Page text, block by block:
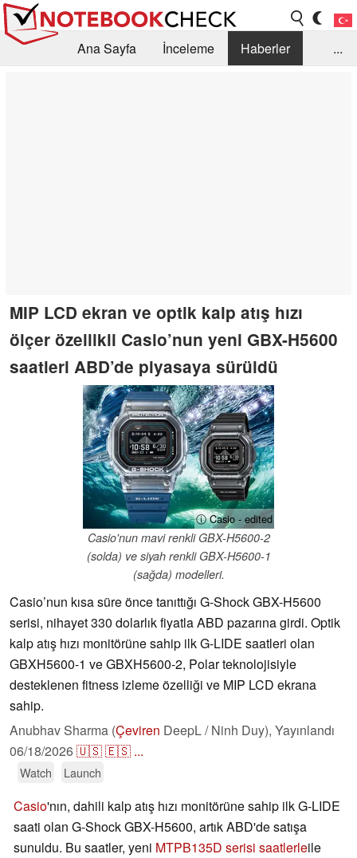
Ana Sayfa İnceleme
Haberler
...
MIP LCD ekran ve optik kalp atış hızı
ölçer özellikli Casio’nun yeni GBX-H5600
saatleri ABD’de piyasaya sürüldü
ⓘ Casio - edited
Casio'nun mavi renkli GBX-H5600-2
(solda) ve siyah renkli GBX-H5600-1
(sağda) modelleri.
Casio’nun kısa süre önce tanıttığı G-Shock GBX-H5600
serisi, nihayet 330 dolarlık fiyatla ABD pazarına girdi. Optik
kalp atış hızı monitörüne sahip ilk G-LIDE saatleri olan
GBXH5600-1 ve GBXH5600-2, Polar teknolojisiyle
desteklenen fitness izleme özelliği ve MIP LCD ekrana
sahip.
Anubhav Sharma (Çeviren DeepL / Ninh Duy), Yayınlandı
06/18/2026🇺🇸🇪🇸 ...
Watch Launch
Casio'nın, dahili kalp atış hızı monitörüne sahip ilk G-LIDE
saati olan G-Shock GBX-H5600, artık ABD'de satışa
sunuldu. Bu saatler, yeni MTPB135D serisi saatlerleile